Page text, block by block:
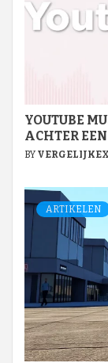
YOUTUBE
ACHTER
BY
ARTIKELEN